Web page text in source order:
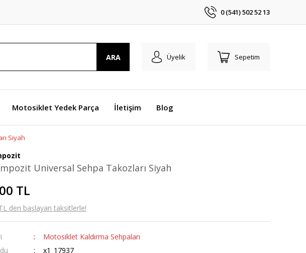
0 (541) 502 52 13
ARA Üyelik Sepetim
Motosiklet Yedek Parça İletişim Blog
Siyah
Universal Sehpa Takozları Siyah
TL
den başlayan taksitlerle!
Motosiklet Kaldırma Sehpaları
x1_17937